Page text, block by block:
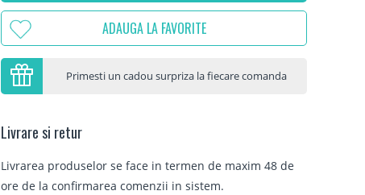
ADAUGA LA FAVORITE
Primesti un cadou surpriza la fiecare comanda
Livrare si retur
Livrarea produselor se face in termen de maxim 48 de
ore de la confirmarea comenzii in sistem.